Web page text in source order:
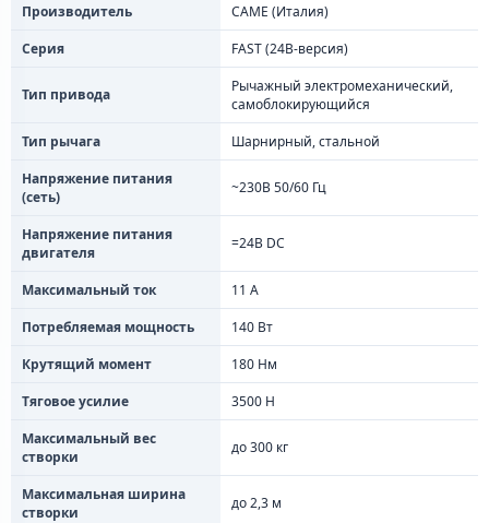
Производитель
CAME (Италия)
Серия
FAST (24В-версия)
Тип привода
Рычажный электромеханический,
самоблокирующийся
Тип рычага
Шарнирный, стальной
Напряжение питания
(сеть)
~230В 50/60 Гц
Напряжение питания
двигателя
=24В DC
Максимальный ток
11 А
Потребляемая мощность
140 Вт
Крутящий момент
180 Нм
Тяговое усилие
3500 Н
Максимальный вес
створки
до 300 кг
Максимальная ширина
створки
до 2,3 м